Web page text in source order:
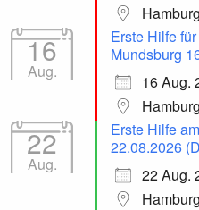
Hamburg
16
Aug.
Erste Hilfe
Mundsburg
16 Aug.
Hamburg
22
Aug.
Erste Hilfe
22.08.2026
22 Aug.
Hamburg